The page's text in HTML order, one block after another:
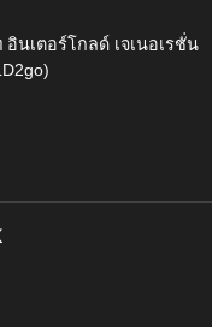
อินเตอร์โกลด์ เจเนอเรชั่น